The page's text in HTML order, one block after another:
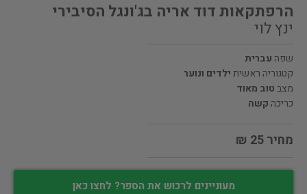
הרפתקאות דוד אריה בג'ונגל הסיבירי
ינץ לוי
שפה עברית
קטגוריה ראשיתילדים ונוער
מצבטוב מאוד
כריכה קשה
מחיר 25 ₪
מעוניינים לרכוש את הספר? לחצו כאן